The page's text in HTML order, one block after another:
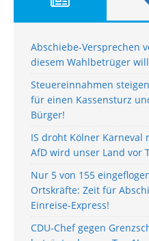
Abschiebe-Versprechen
diesem Wahlbetrüger
Steuereinnahmen
für einen Kassensturz
Bürger!
IS droht Kölner Karneval
AfD wird unser Land vor
Nur 5 von 155
Ortskräfte: Zeit für
Einreise-Express!
CDU-Chef gegen